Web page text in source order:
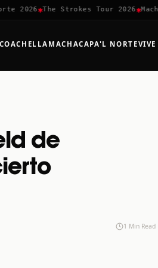
2026✱The Strokes Tour 2026✱
COACHELLA MACHACAPA'L NORTE
de
1 Min Read